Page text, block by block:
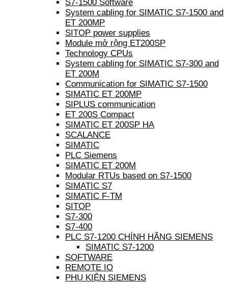
S7-1500 Software
System cabling for SIMATIC S7-1500 and
ET 200MP
SITOP power supplies
Module mở rộng ET200SP
Technology CPUs
System cabling for SIMATIC S7-300 and
ET 200M
Communication for SIMATIC S7-1500
SIMATIC ET 200MP
SIPLUS communication
ET 200S Compact
SIMATIC ET 200SP HA
SCALANCE
SIMATIC
PLC Siemens
SIMATIC ET 200M
Modular RTUs based on S7-1500
SIMATIC S7
SIMATIC F-TM
SITOP
S7-300
S7-400
PLC S7-1200 CHÍNH HÃNG SIEMENS
SIMATIC S7-1200
SOFTWARE
REMOTE IO
PHỤ KIỆN SIEMENS